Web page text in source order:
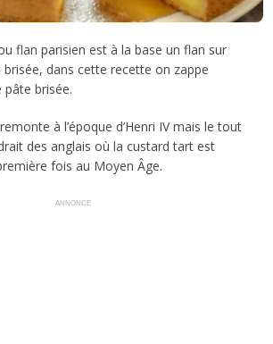
flan parisien est à la base un flan sur
dans cette recette on zappe
brisée.
à l’époque d’Henri IV mais le tout
des anglais où la custard tart est
fois au Moyen Âge.
ANNONCE